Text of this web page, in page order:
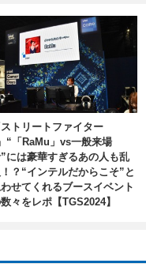
ストリートファイター
“「RaMu」vs一般来場
には豪華すぎるあの人も乱
？“インテルだからこそ”と
せてくれるブースイベント
々をレポ【TGS2024】